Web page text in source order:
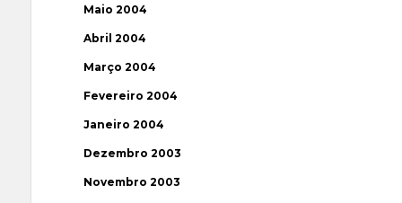
Maio 2004
Abril 2004
Março 2004
Fevereiro 2004
Janeiro 2004
Dezembro 2003
Novembro 2003